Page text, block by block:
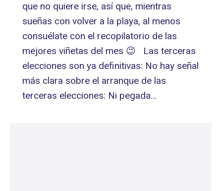
que no quiere irse, así que, mientras
sueñas con volver a la playa, al menos
consuélate con el recopilatorio de las
mejores viñetas del mes 😉 Las terceras
elecciones son ya definitivas: No hay señal
más clara sobre el arranque de las
terceras elecciones: Ni pegada…